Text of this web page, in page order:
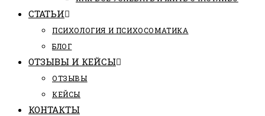
СТАТЬИ
ПCИХОЛОГИЯ И ПСИХОСОМАТИКА
БЛОГ
ОТЗЫВЫ И КЕЙСЫ
ОТЗЫВЫ
КЕЙСЫ
КОНТАКТЫ